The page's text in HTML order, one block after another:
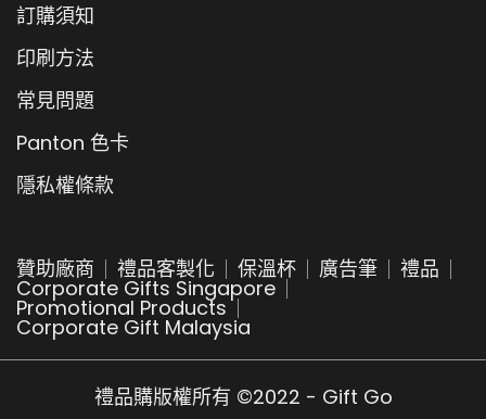
訂購須知
印刷方法
常見問題
Panton 色卡
隱私權條款
贊助廠商 禮品客製化 保溫杯 廣告筆 禮品
Corporate Gifts Singapore
Promotional Products
Corporate Gift Malaysia
禮品購版權所有 ©2022 - Gift Go